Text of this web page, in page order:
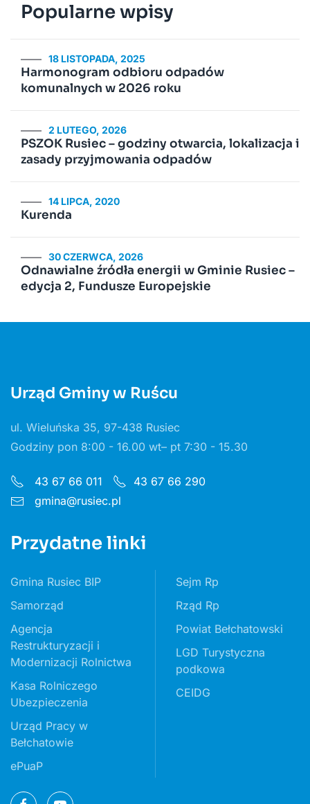
Popularne wpisy
18 LISTOPADA, 2025
Harmonogram odbioru odpadów
komunalnych w 2026 roku
2 LUTEGO, 2026
PSZOK Rusiec – godziny otwarcia, lokalizacja i
zasady przyjmowania odpadów
14 LIPCA, 2020
Kurenda
30 CZERWCA, 2026
Odnawialne źródła energii w Gminie Rusiec –
edycja 2, Fundusze Europejskie
Urząd Gminy w Ruścu
ul. Wieluńska 35, 97-438 Rusiec
Godziny pon 8:00 - 16.00 wt– pt 7:30 - 15.30
43 67 66 011
43 67 66 290
gmina@rusiec.pl
Przydatne linki
Gmina Rusiec BIP
Samorząd
Agencja
Restrukturyzacji i
Modernizacji Rolnictwa
Kasa Rolniczego
Ubezpieczenia
Urząd Pracy w
Bełchatowie
ePuaP
Sejm Rp
Rząd Rp
Powiat Bełchatowski
LGD Turystyczna
podkowa
CEIDG